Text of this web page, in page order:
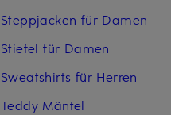
Steppjacken für Damen
Stiefel für Damen
Sweatshirts für Herren
Teddy Mäntel